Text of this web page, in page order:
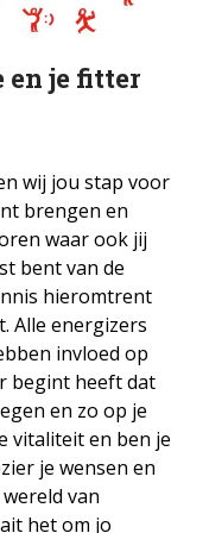
contacten
en je fitter
wij jou stap voor
brengen en
waar ook jij
bent van de
hieromtrent
Alle energizers
invloed op
begint heeft dat
en zo op je
vitaliteit en ben je
je wensen en
van
het om jo